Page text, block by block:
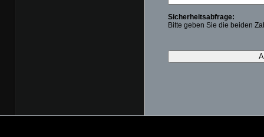
Sicherheitsabfrage:
Bitte geben Sie die beiden